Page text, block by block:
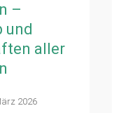
–
und
aller
2026